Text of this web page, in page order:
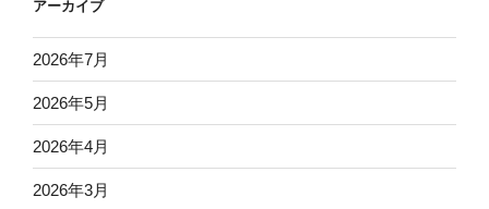
アーカイブ
2026年7月
2026年5月
2026年4月
2026年3月